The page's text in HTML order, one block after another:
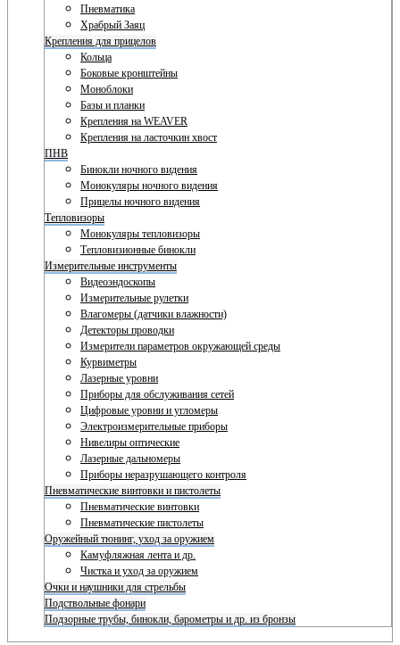
Пневматика
Храбрый Заяц
Крепления для прицелов
Кольца
Боковые кронштейны
Моноблоки
Базы и планки
Крепления на WEAVER
Крепления на ласточкин хвост
ПНВ
Бинокли ночного видения
Монокуляры ночного видения
Прицелы ночного видения
Тепловизоры
Монокуляры тепловизоры
Тепловизионные бинокли
Измерительные инструменты
Видеоэндоскопы
Измерительные рулетки
Влагомеры (датчики влажности)
Детекторы проводки
Измерители параметров окружающей среды
Курвиметры
Лазерные уровни
Приборы для обслуживания сетей
Цифровые уровни и угломеры
Электроизмерительные приборы
Нивелиры оптические
Лазерные дальномеры
Приборы неразрушающего контроля
Пневматические винтовки и пистолеты
Пневматические винтовки
Пневматические пистолеты
Оружейный тюнинг, уход за оружием
Камуфляжная лента и др.
Чистка и уход за оружием
Очки и наушники для стрельбы
Подствольные фонари
Подзорные трубы, бинокли, барометры и др. из бронзы